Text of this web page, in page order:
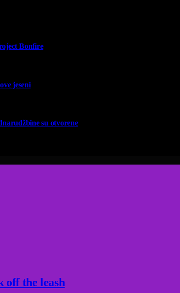
Bonfire
jeseni
su otvorene
off the leash